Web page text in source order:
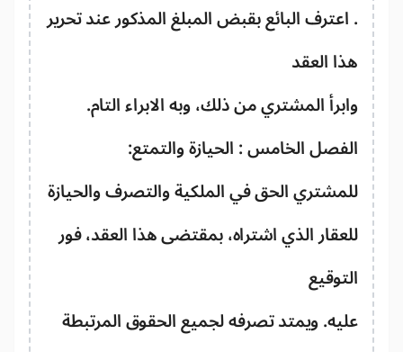
البائع بقبض المبلغ المذكور عند تحرير
العقد
المشتري من ذلك، وبه الابراء التام.
الخامس : الحيازة والتمتع:
الحق في الملكية والتصرف والحيازة
الذي اشتراه، بمقتضى هذا العقد، فور
ويمتد تصرفه لجميع الحقوق المرتبطة